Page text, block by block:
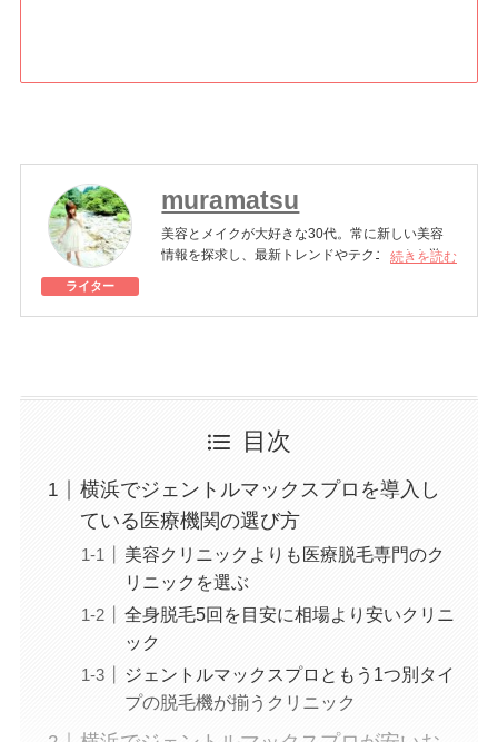
ライター
muramatsu
美容とメイクが大好きな30代。常に新しい美容
情報を探求し、最新トレンドやテクニックを学ぶ
続きを読む
目次
横浜でジェントルマックスプロを導入し
ている医療機関の選び方
美容クリニックよりも医療脱毛専門のク
リニックを選ぶ
全身脱毛5回を目安に相場より安いクリニ
ック
ジェントルマックスプロともう1つ別タイ
プの脱毛機が揃うクリニック